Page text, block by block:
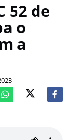
52 de
o
a